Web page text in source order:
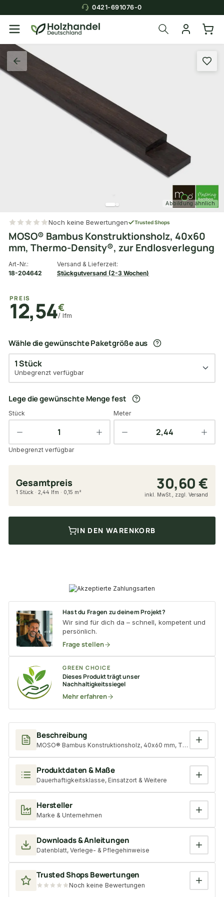
0421-691076-0
Abbildung ähnlich
Beschreibung
MOSO® Bambus Konstruktionsholz, 40x60 mm, Thermo-
Produktdaten & Maße
Dauerhaftigkeitsklasse, Einsatzort & Weitere
Hersteller
Marke & Unternehmen
Downloads & Anleitungen
Datenblatt, Verlege- & Pflegehinweise
Trusted Shops Bewertungen
Noch keine Bewertungen
Noch keine Bewertungen Trusted Shops
MOSO® Bambus Konstruktionsholz, 40x60
mm, Thermo-Density®, zur Endlosverlegung
Art-Nr.:
18-204642
Versand & Lieferzeit:
Stückgutversand (2-3 Wochen)
PREIS
12,54€
/ lfm
Wähle die gewünschte Paketgröße aus
1 Stück
Unbegrenzt verfügbar
Lege die gewünschte Menge fest
Stück Meter
Unbegrenzt verfügbar
Gesamtpreis 30,60 €
1 Stück · 2,44 lfm · 0,15 m² inkl. MwSt., zzgl. Versand
IN DEN WARENKORB
Hast du Fragen zu deinem Projekt?
Wir sind für dich da – schnell, kompetent und
persönlich.
Frage stellen
GREEN CHOICE
Dieses Produkt trägt unser
Nachhaltigkeitssiegel
Mehr erfahren